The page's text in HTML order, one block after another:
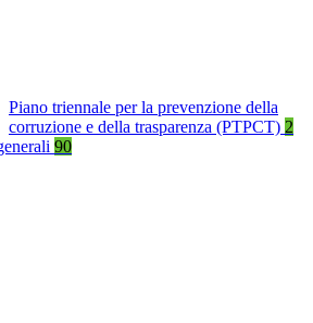
Piano triennale per la prevenzione della
corruzione e della trasparenza (PTPCT) 2
90